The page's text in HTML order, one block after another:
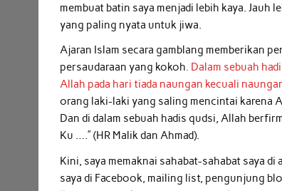
membuat batin saya menjadi lebih kaya. Jauh
yang paling nyata untuk jiwa.
Ajaran Islam secara gamblang memberikan
persaudaraan yang kokoh. Dalam sebuah
Allah pada hari tiada naungan kecuali
orang laki-laki yang saling mencintai karena
Dan di dalam sebuah hadis qudsi, Allah
Ku ….” (HR Malik dan Ahmad).
Kini, saya memaknai sahabat-sahabat saya
saya di Facebook, mailing list, pengunjung